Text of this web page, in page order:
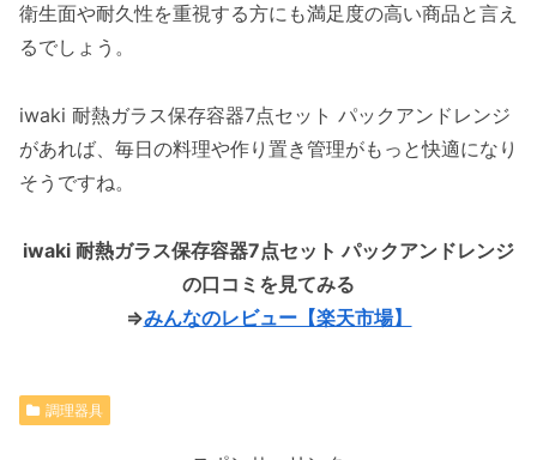
衛生面や耐久性を重視する方にも満足度の高い商品と言え
るでしょう。
iwaki 耐熱ガラス保存容器7点セット パックアンドレンジ
があれば、毎日の料理や作り置き管理がもっと快適になり
そうですね。
iwaki 耐熱ガラス保存容器7点セット パックアンドレンジ
の口コミを見てみる
⇒みんなのレビュー【楽天市場】
調理器具